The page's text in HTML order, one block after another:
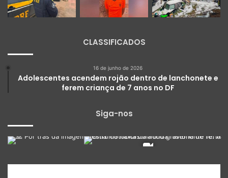
CLASSIFICADOS
16 de junho de 2026
Adolescentes acendem rojão dentro de lanchonete e
ferem criança de 7 anos no DF
Siga-nos